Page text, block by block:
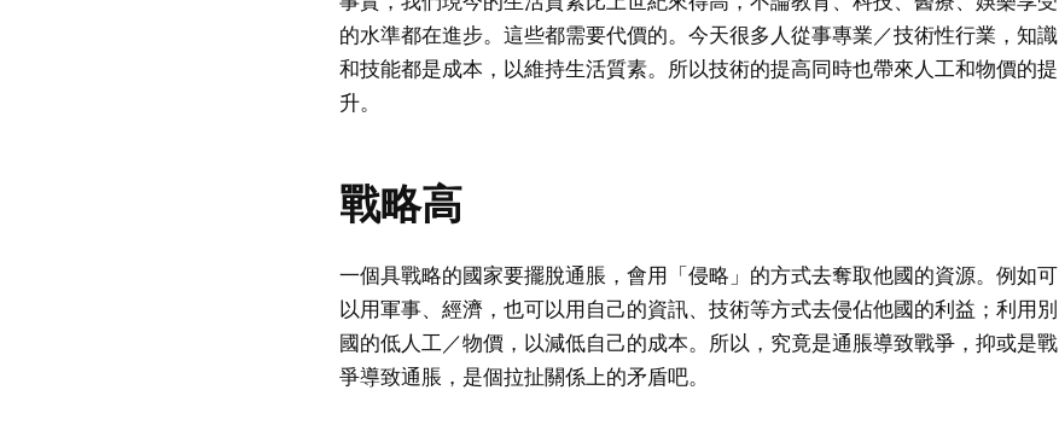
的水準都在進步。這些都需要代價的。今天很多人從事專業／技術性行業，知識
和技能都是成本，以維持生活質素。所以技術的提高同時也帶來人工和物價的提
升。
戰略高
一個具戰略的國家要擺脫通脹，會用「侵略」的方式去奪取他國的資源。例如可
以用軍事、經濟，也可以用自己的資訊、技術等方式去侵佔他國的利益；利用別
國的低人工／物價，以減低自己的成本。所以，究竟是通脹導致戰爭，抑或是戰
爭導致通脹，是個拉扯關係上的矛盾吧。